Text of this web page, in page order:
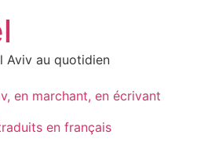
Aviv au quotidien
en marchant, en écrivant
en français